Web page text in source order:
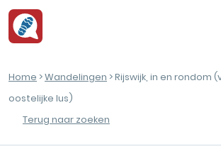
Home >Wandelingen > Rijswijk, in en rondom
oostelijke lus)
Terug naar zoeken